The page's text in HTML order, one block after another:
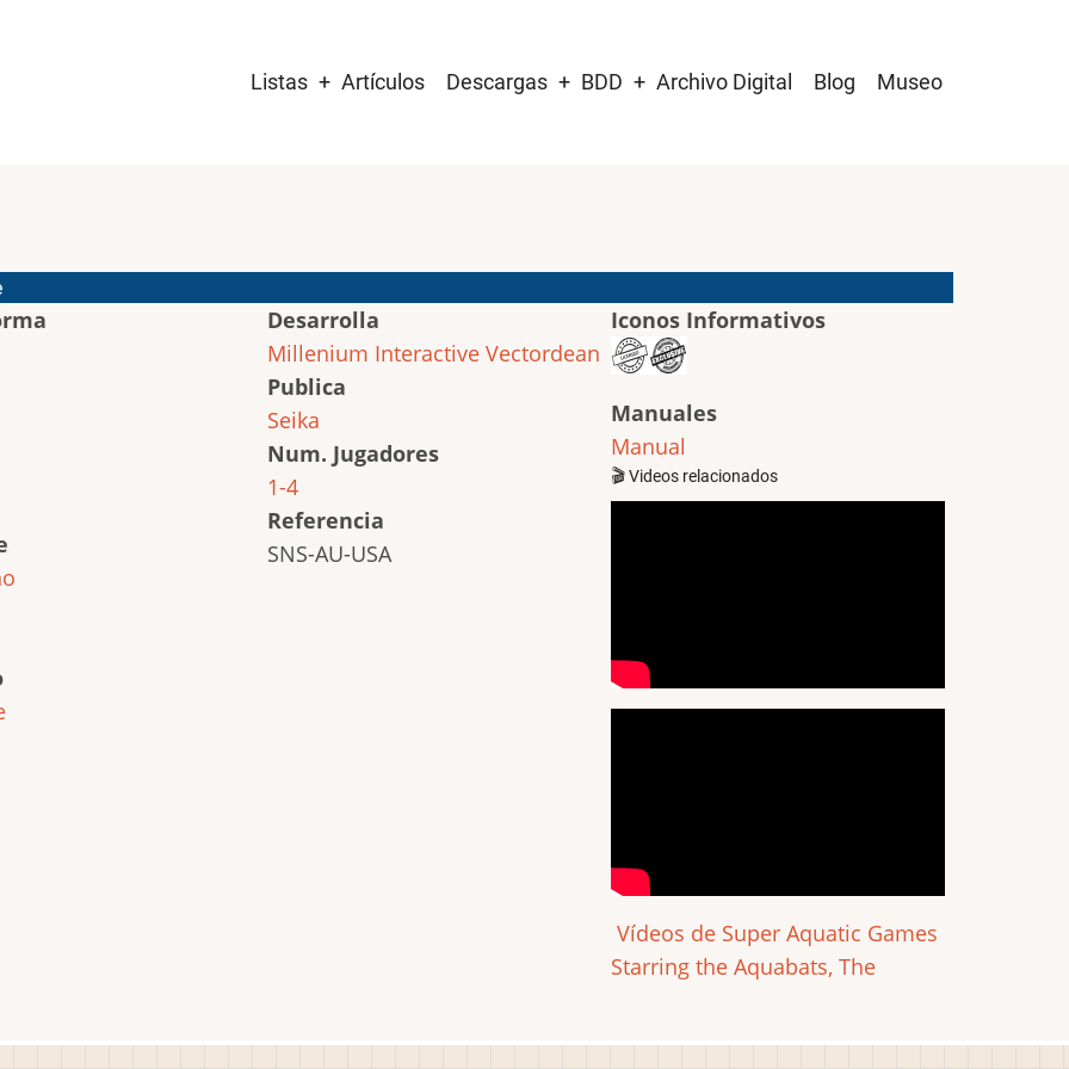
navigation
Listas Artículos Descargas BDD Archivo Digital Blog Museo
Desarrolla
Millenium Interactive Vectordean
Publica
Seika
Num. Jugadores
1-4
Referencia
SNS-AU-USA
Iconos Informativos
Manuales
Manual
🎬 Videos relacionados
Vídeos de Super Aquatic Games
Starring the Aquabats, The